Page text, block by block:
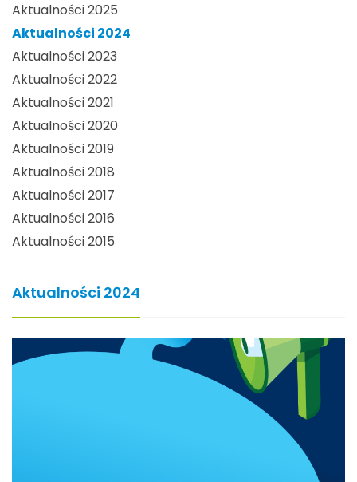
Aktualności 2025
Aktualności 2024
Aktualności 2023
Aktualności 2022
Aktualności 2021
Aktualności 2020
Aktualności 2019
Aktualności 2018
Aktualności 2017
Aktualności 2016
Aktualności 2015
Aktualności 2024